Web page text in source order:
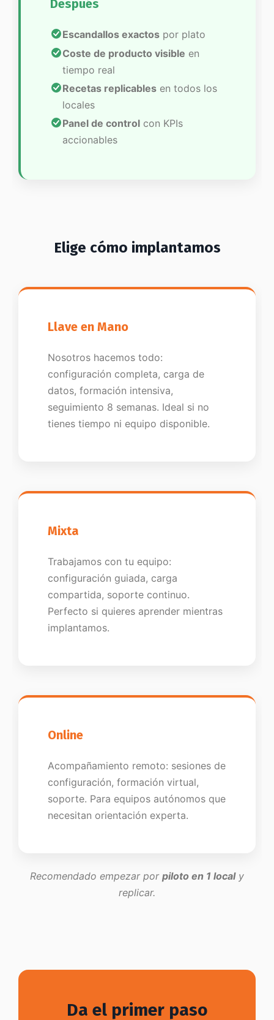
Después
Escandallos exactos por plato
Coste de producto visible en
tiempo real
Recetas replicables en todos los
locales
Panel de control con KPIs
accionables
Elige cómo implantamos
Llave en Mano
Nosotros hacemos todo:
configuración completa, carga de
datos, formación intensiva,
seguimiento 8 semanas. Ideal si no
tienes tiempo ni equipo disponible.
Mixta
Trabajamos con tu equipo:
configuración guiada, carga
compartida, soporte continuo.
Perfecto si quieres aprender mientras
implantamos.
Online
Acompañamiento remoto: sesiones de
configuración, formación virtual,
soporte. Para equipos autónomos que
necesitan orientación experta.
Recomendado empezar por piloto en 1 localy
replicar.
Da el primer paso